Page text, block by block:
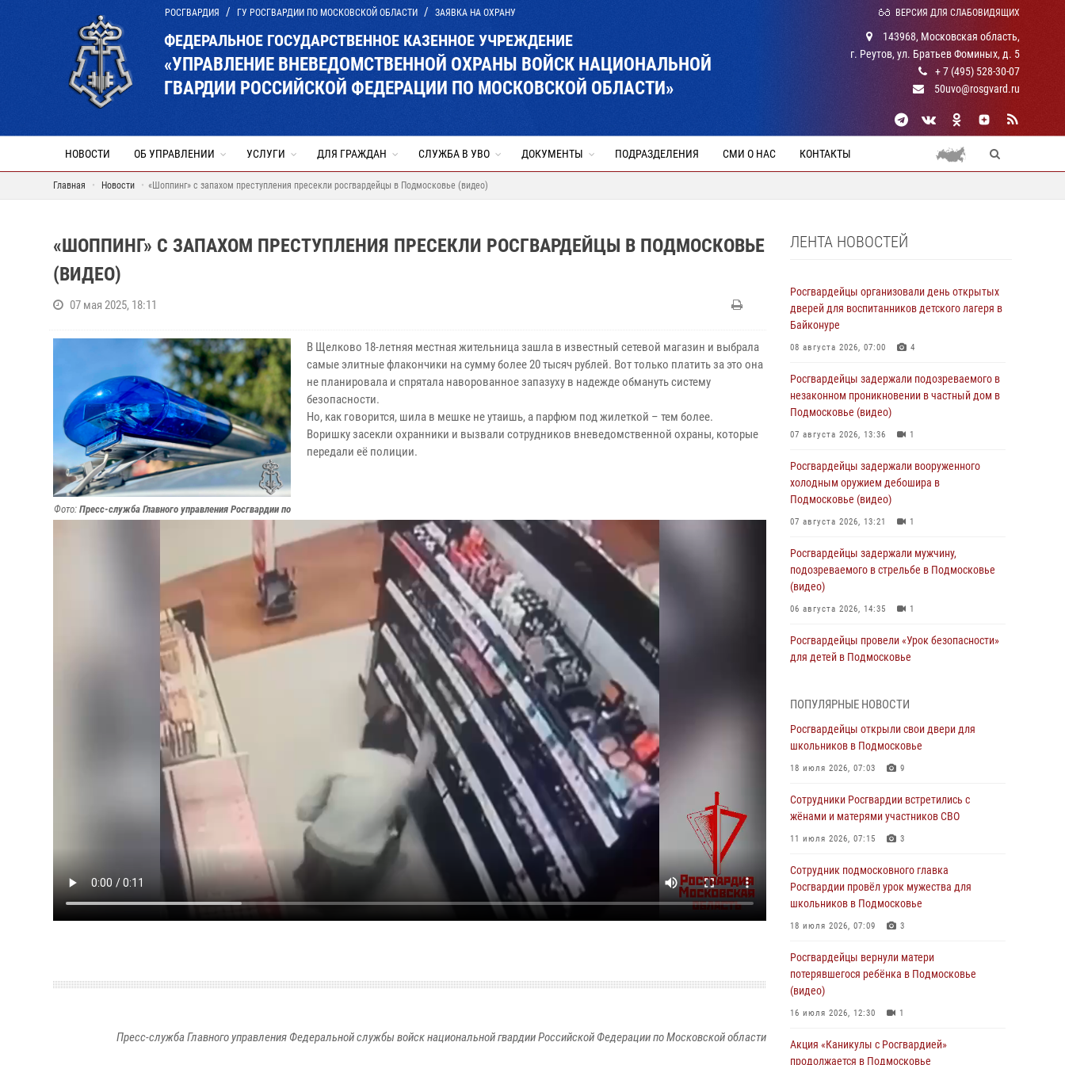
РОСГВАРДИЯ ГУ РОСГВАРДИИ ПО МОСКОВСКОЙ ОБЛАСТИ ЗАЯВКА НА ОХРАНУ ВЕРСИЯ ДЛЯ СЛАБОВИДЯЩИХ
ФЕДЕРАЛЬНОЕ ГОСУДАРСТВЕННОЕ КАЗЕННОЕ УЧРЕЖДЕНИЕ
«УПРАВЛЕНИЕ ВНЕВЕДОМСТВЕННОЙ ОХРАНЫ ВОЙСК НАЦИОНАЛЬНОЙ
ГВАРДИИ РОССИЙСКОЙ ФЕДЕРАЦИИ ПО МОСКОВСКОЙ ОБЛАСТИ»
143968, Московская область,
г. Реутов, ул. Братьев Фоминых, д. 5
+ 7 (495) 528-30-07
50uvo@rosgvard.ru
НОВОСТИ ОБ УПРАВЛЕНИИ УСЛУГИ ДЛЯ ГРАЖДАН СЛУЖБА В УВО ДОКУМЕНТЫ ПОДРАЗДЕЛЕНИЯ СМИ О НАС КОНТАКТЫ
Главная Новости «Шоппинг» с запахом преступления пресекли росгвардейцы в Подмосковье (видео)
«ШОППИНГ» С ЗАПАХОМ ПРЕСТУПЛЕНИЯ ПРЕСЕКЛИ РОСГВАРДЕЙЦЫ В ПОДМОСКОВЬЕ
(ВИДЕО)
07 мая 2025, 18:11
Фото: Пресс-служба Главного управления Росгвардии по
В Щелково 18-летняя местная жительница зашла в известный сетевой магазин и выбрала
самые элитные флакончики на сумму более 20 тысяч рублей. Вот только платить за это она
не планировала и спрятала наворованное запазуху в надежде обмануть систему
безопасности.
Но, как говорится, шила в мешке не утаишь, а парфюм под жилеткой – тем более.
Воришку засекли охранники и вызвали сотрудников вневедомственной охраны, которые
передали её полиции.
Пресс-служба Главного управления Федеральной службы войск национальной гвардии Российской Федерации по Московской области
ЛЕНТА НОВОСТЕЙ
Росгвардейцы организовали день открытых
дверей для воспитанников детского лагеря в
Байконуре
08 августа 2026, 07:00 4
Росгвардейцы задержали подозреваемого в
незаконном проникновении в частный дом в
Подмосковье (видео)
07 августа 2026, 13:36 1
Росгвардейцы задержали вооруженного
холодным оружием дебошира в
Подмосковье (видео)
07 августа 2026, 13:21 1
Росгвардейцы задержали мужчину,
подозреваемого в стрельбе в Подмосковье
(видео)
06 августа 2026, 14:35 1
Росгвардейцы провели «Урок безопасности»
для детей в Подмосковье
За прошедший месяц росгвардейцы 7386 раз
выезжали по сигналам «Тревога» с
охраняемых объектов в Подмосковье
04 августа 2026, 12:16
Росгвардейцы пресекли кражу из
супермаркета в Подмосковье (видео)
03 августа 2026, 15:26
Росгвардейцы пресекли кражу сантехники,
совершённую «семейным подрядом» в
Подмосковье (видео)
03 августа 2026, 14:57
Росгвардейцы задержали рецидивиста,
подозреваемого в краже на крупную сумму в
Подмосковье
31 июля 2026, 14:00
Росгвардейцы задержали подозреваемых в
мошеннических действиях в Подмосковье
ПОПУЛЯРНЫЕ НОВОСТИ
Росгвардейцы открыли свои двери для
школьников в Подмосковье
18 июля 2026, 07:03 9
Сотрудники Росгвардии встретились с
жёнами и матерями участников СВО
11 июля 2026, 07:15 3
Сотрудник подмосковного главка
Росгвардии провёл урок мужества для
школьников в Подмосковье
18 июля 2026, 07:09 3
Росгвардейцы вернули матери
потерявшегося ребёнка в Подмосковье
(видео)
16 июля 2026, 12:30 1
Акция «Каникулы с Росгвардией»
продолжается в Подмосковье